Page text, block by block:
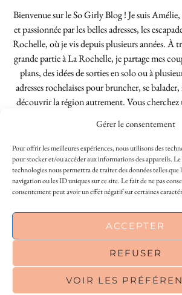
This site uses cookies to deliver its
agree to its use of cookies. Learn
OK
Gérer le consentement
Pour offrir les meilleures expériences, nous utilisons des
pour stocker et/ou accéder aux informations des appareils.
technologies nous permettra de traiter des données telles
navigation ou les ID uniques sur ce site. Le fait de ne pas
consentement peut avoir un effet négatif sur certaines
ACCEPTER
REFUSER
VOIR LES
Bienvenue sur le So Girly Blog ! Je suis
et passionnée par les belles adresses, les
Rochelle, où je vis depuis plusieurs années. À
grande partie à La Rochelle, je partage mes
plans, des idées de sorties en solo ou à
adresses rochelaises pour bruncher, se
découvrir la région autrement. Vous
Rochelle, tenu par une locale ? Vous êtes au
soyez Rochelais·e ou de passage dans notre
articles vous aideront à profiter de La
initié·e. !
FACEBOOK | 18200
© 2026LE SO GIRLY